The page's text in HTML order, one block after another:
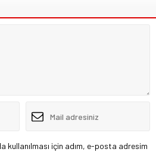
kullanılması için adım, e-posta adresim